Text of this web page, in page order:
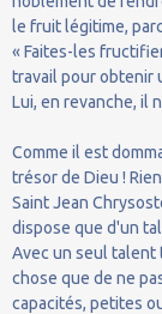
le fruit légitime,
« Faites-les
travail pour obtenir
Lui, en revanche, il
Comme il est
trésor de Dieu !
Saint Jean
dispose que d'un
Avec un seul talent
chose que de ne
capacités, petites